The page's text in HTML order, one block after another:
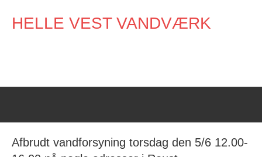
HELLE VEST VANDVÆRK
Afbrudt vandforsyning torsdag den 5/6 12.00-